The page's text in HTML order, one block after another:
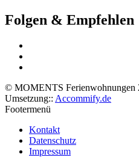
Folgen & Empfehlen
© MOMENTS Ferienwohnungen
Umsetzung:: Accommify.de
Footermenü
Kontakt
Datenschutz
Impressum